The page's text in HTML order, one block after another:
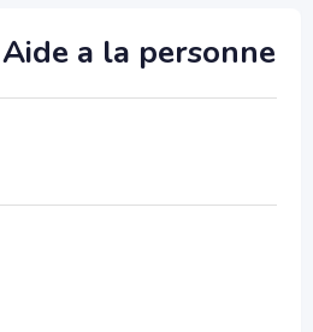
a la personne